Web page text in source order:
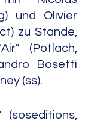
und Olivier
zu Stande,
(Potlach,
Bosetti
(ss).
(soseditions,